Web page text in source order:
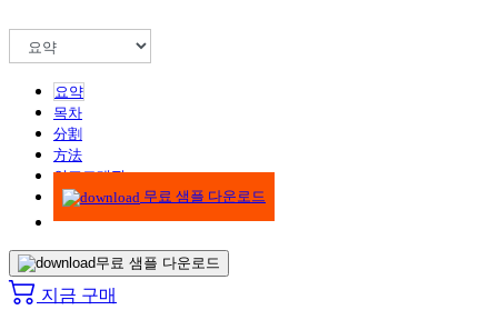
요약
목차
分割
方法
인포그래픽
무료 샘플 다운로드
무료 샘플 다운로드
지금 구매